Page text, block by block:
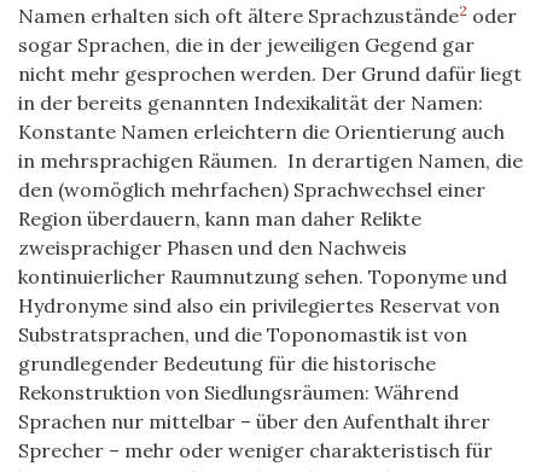
Namen erhalten sich oft ältere Sprachzustände2 oder
sogar Sprachen, die in der jeweiligen Gegend gar
nicht mehr gesprochen werden. Der Grund dafür liegt
in der bereits genannten Indexikalität der Namen:
Konstante Namen erleichtern die Orientierung auch
in mehrsprachigen Räumen. In derartigen Namen, die
den (womöglich mehrfachen) Sprachwechsel einer
Region überdauern, kann man daher Relikte
zweisprachiger Phasen und den Nachweis
kontinuierlicher Raumnutzung sehen. Toponyme und
Hydronyme sind also ein privilegiertes Reservat von
Substratsprachen, und die Toponomastik ist von
grundlegender Bedeutung für die historische
Rekonstruktion von Siedlungsräumen: Während
Sprachen nur mittelbar – über den Aufenthalt ihrer
Sprecher – mehr oder weniger charakteristisch für